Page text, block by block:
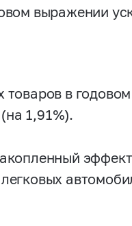
выражении
товаров в
1,91%).